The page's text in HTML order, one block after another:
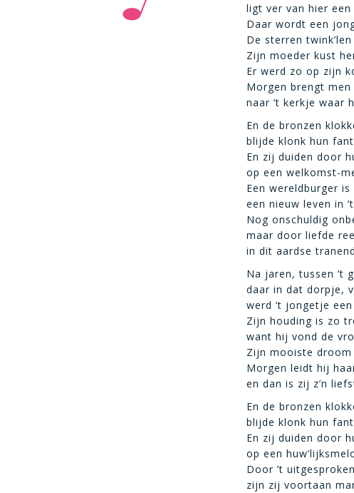
ligt ver van hier
Daar wordt een
De sterren
Zijn moeder kust
Er werd zo op zijn
Morgen brengt
naar ’t kerkje waar
En de bronzen
blijde klonk hun
En zij duiden door
op een welkomst-
Een wereldburger is
een nieuw leven in
Nog onschuldig
maar door liefde
in dit aardse
Na jaren, tussen ’t
daar in dat dorpje,
werd ’t jongetje
Zijn houding is zo
want hij vond de
Zijn mooiste
Morgen leidt hij
en dan is zij z’n
En de bronzen
blijde klonk hun
En zij duiden door
op een
Door ’t
zijn zij voortaan